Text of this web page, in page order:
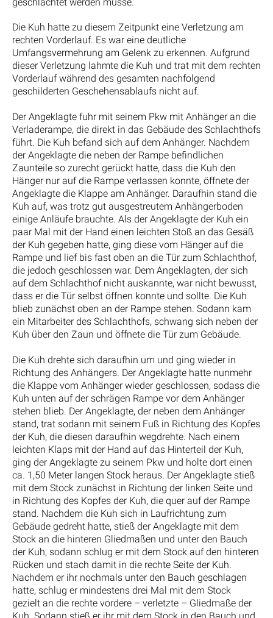
Die Kuh hatte zu diesem Zeitpunkt eine Verletzung am
rechten Vorderlauf. Es war eine deutliche
Umfangsvermehrung am Gelenk zu erkennen. Aufgrund
dieser Verletzung lahmte die Kuh und trat mit dem rechten
Vorderlauf während des gesamten nachfolgend
geschilderten Geschehensablaufs nicht auf.
Der Angeklagte fuhr mit seinem Pkw mit Anhänger an die
Verladerampe, die direkt in das Gebäude des Schlachthofs
führt. Die Kuh befand sich auf dem Anhänger. Nachdem
der Angeklagte die neben der Rampe befindlichen
Zaunteile so zurecht gerückt hatte, dass die Kuh den
Hänger nur auf die Rampe verlassen konnte, öffnete der
Angeklagte die Klappe am Anhänger. Daraufhin stand die
Kuh auf, was trotz gut ausgestreutem Anhängerboden
einige Anläufe brauchte. Als der Angeklagte der Kuh ein
paar Mal mit der Hand einen leichten Stoß an das Gesäß
der Kuh gegeben hatte, ging diese vom Hänger auf die
Rampe und lief bis fast oben an die Tür zum Schlachthof,
die jedoch geschlossen war. Dem Angeklagten, der sich
auf dem Schlachthof nicht auskannte, war nicht bewusst,
dass er die Tür selbst öffnen konnte und sollte. Die Kuh
blieb zunächst oben an der Rampe stehen. Sodann kam
ein Mitarbeiter des Schlachthofs, schwang sich neben der
Kuh über den Zaun und öffnete die Tür zum Gebäude.
Die Kuh drehte sich daraufhin um und ging wieder in
Richtung des Anhängers. Der Angeklagte hatte nunmehr
die Klappe vom Anhänger wieder geschlossen, sodass die
Kuh unten auf der schrägen Rampe vor dem Anhänger
stehen blieb. Der Angeklagte, der neben dem Anhänger
stand, trat sodann mit seinem Fuß in Richtung des Kopfes
der Kuh, die diesen daraufhin wegdrehte. Nach einem
leichten Klaps mit der Hand auf das Hinterteil der Kuh,
ging der Angeklagte zu seinem Pkw und holte dort einen
ca. 1,50 Meter langen Stock heraus. Der Angeklagte stieß
mit dem Stock zunächst in Richtung der linken Seite und
in Richtung des Kopfes der Kuh, die quer auf der Rampe
stand. Nachdem die Kuh sich in Laufrichtung zum
Gebäude gedreht hatte, stieß der Angeklagte mit dem
Stock an die hinteren Gliedmaßen und unter den Bauch
der Kuh, sodann schlug er mit dem Stock auf den hinteren
Rücken und stach damit in die rechte Seite der Kuh.
Nachdem er ihr nochmals unter den Bauch geschlagen
hatte, schlug er mindestens drei Mal mit dem Stock
gezielt an die rechte vordere – verletzte – Gliedmaße der